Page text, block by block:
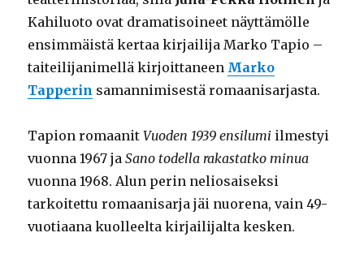
Kahiluoto ovat dramatisoineet näyttämölle
ensimmäistä kertaa kirjailija Marko Tapio –
taiteilijanimellä kirjoittaneen Marko
Tapperin samannimisestä romaanisarjasta.
Tapion romaanitVuoden 1939 ensilumi ilmestyi
vuonna 1967 jaSano todella rakastatko minua
vuonna 1968. Alun perin neliosaiseksi
tarkoitettu romaanisarja jäi nuorena, vain 49-
vuotiaana kuolleelta kirjailijalta kesken.